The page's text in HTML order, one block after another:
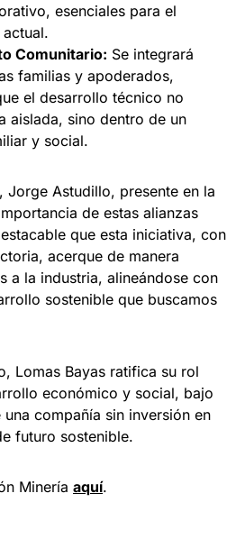
esenciales para el
Comunitario: Se integrará
familias y apoderados,
el desarrollo técnico no
aislada, sino dentro de un
y social.
Jorge Astudillo, presente en la
de estas alianzas
que esta iniciativa, con
acerque de manera
a la industria, alineándose con
sostenible que buscamos
Lomas Bayas ratifica su rol
económico y social, bajo
compañía sin inversión en
futuro sostenible.
Minería aquí.